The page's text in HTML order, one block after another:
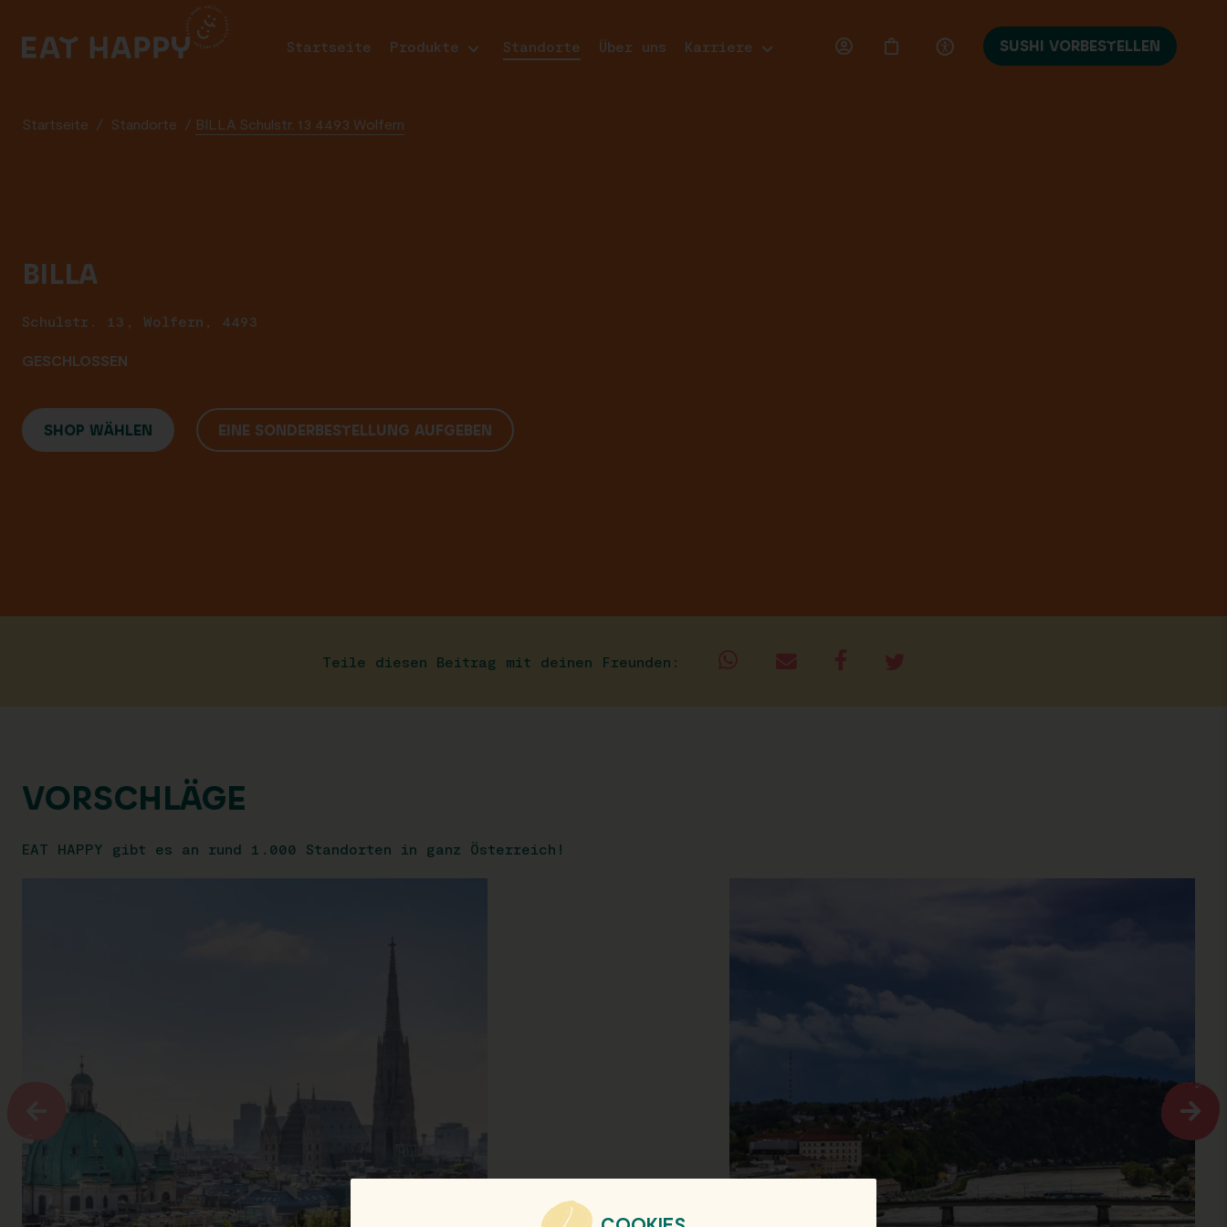
MAIN
Startseite Produkte Standorte Über uns Karriere SUSHI VORBESTELLEN
Startseite / Standorte / BILLA Schulstr. 13 4493 Wolfern
BILLA
Schulstr. 13, Wolfern, 4493
GESCHLOSSEN
SHOP WÄHLEN EINE SONDERBESTELLUNG AUFGEBEN
Teile diesen Beitrag mit deinen Freunden:
VORSCHLÄGE
EAT HAPPY gibt es an rund 1.000 Standorten in ganz Österreich!